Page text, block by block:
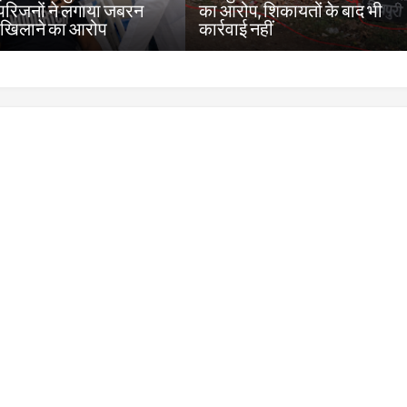
ने लगाया जबरन
का आरोप
का आरोप, शिकायतों के बाद भी
कार्रवाई नहीं